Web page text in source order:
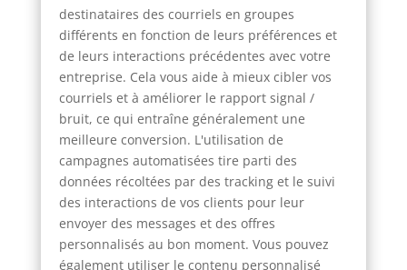
destinataires des courriels en groupes
différents en fonction de leurs préférences et
de leurs interactions précédentes avec votre
entreprise. Cela vous aide à mieux cibler vos
courriels et à améliorer le rapport signal /
bruit, ce qui entraîne généralement une
meilleure conversion. L'utilisation de
campagnes automatisées tire parti des
données récoltées par des tracking et le suivi
des interactions de vos clients pour leur
envoyer des messages et des offres
personnalisés au bon moment. Vous pouvez
également utiliser le contenu personnalisé